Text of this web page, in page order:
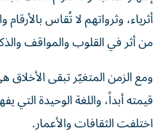
أثرياء، وثرواتهم لا تُقاس
من أثر في القلوب والمواقف
ومع الزمن المتغيّر تبقى الأخلاق
قيمته أبداً، واللغة الوحيدة التي
اختلفت الثقافات والأعمار.